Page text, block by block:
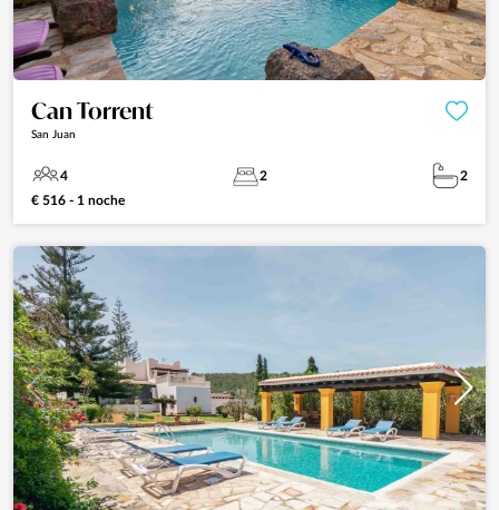
Can Torrent
San Juan
4 2
2
€ 516 - 1 noche